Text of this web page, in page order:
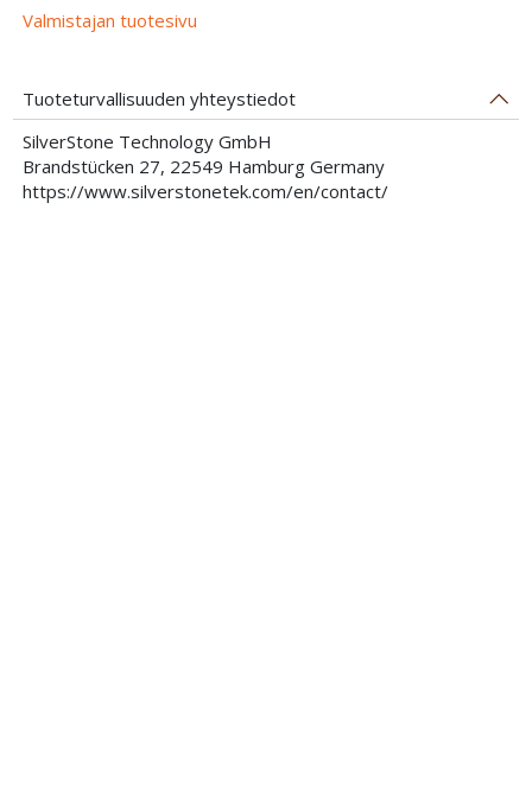
Valmistajan tuotesivu
Tuoteturvallisuuden yhteystiedot
SilverStone Technology GmbH
Brandstücken 27, 22549 Hamburg Germany
https://www.silverstonetek.com/en/contact/